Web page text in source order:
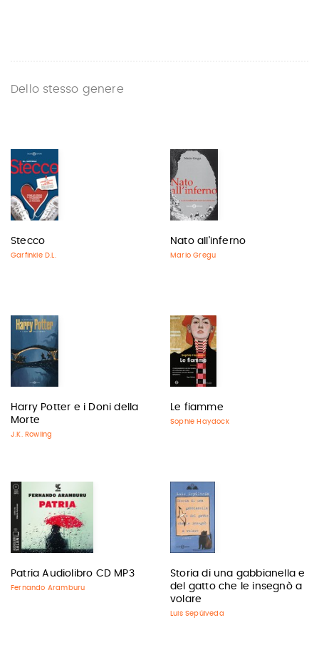
Dello stesso genere
Stecco
Garfinkle D.L.
Nato all'inferno
Mario Gregu
Harry Potter e i Doni della
Morte
J.K. Rowling
Le fiamme
Sophie Haydock
Patria Audiolibro CD MP3
Fernando Aramburu
Storia di una gabbianella e
del gatto che le insegnò a
volare
Luis Sepúlveda